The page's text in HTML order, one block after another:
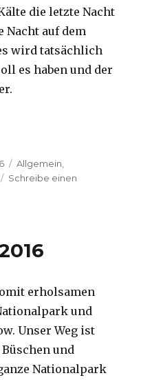
die letzte Nacht
Nacht auf dem
wird tatsächlich
es haben und der
Kategorien
Allgemein
Schreibe einen
erholsamen
und
Unser Weg ist
und
Nationalpark